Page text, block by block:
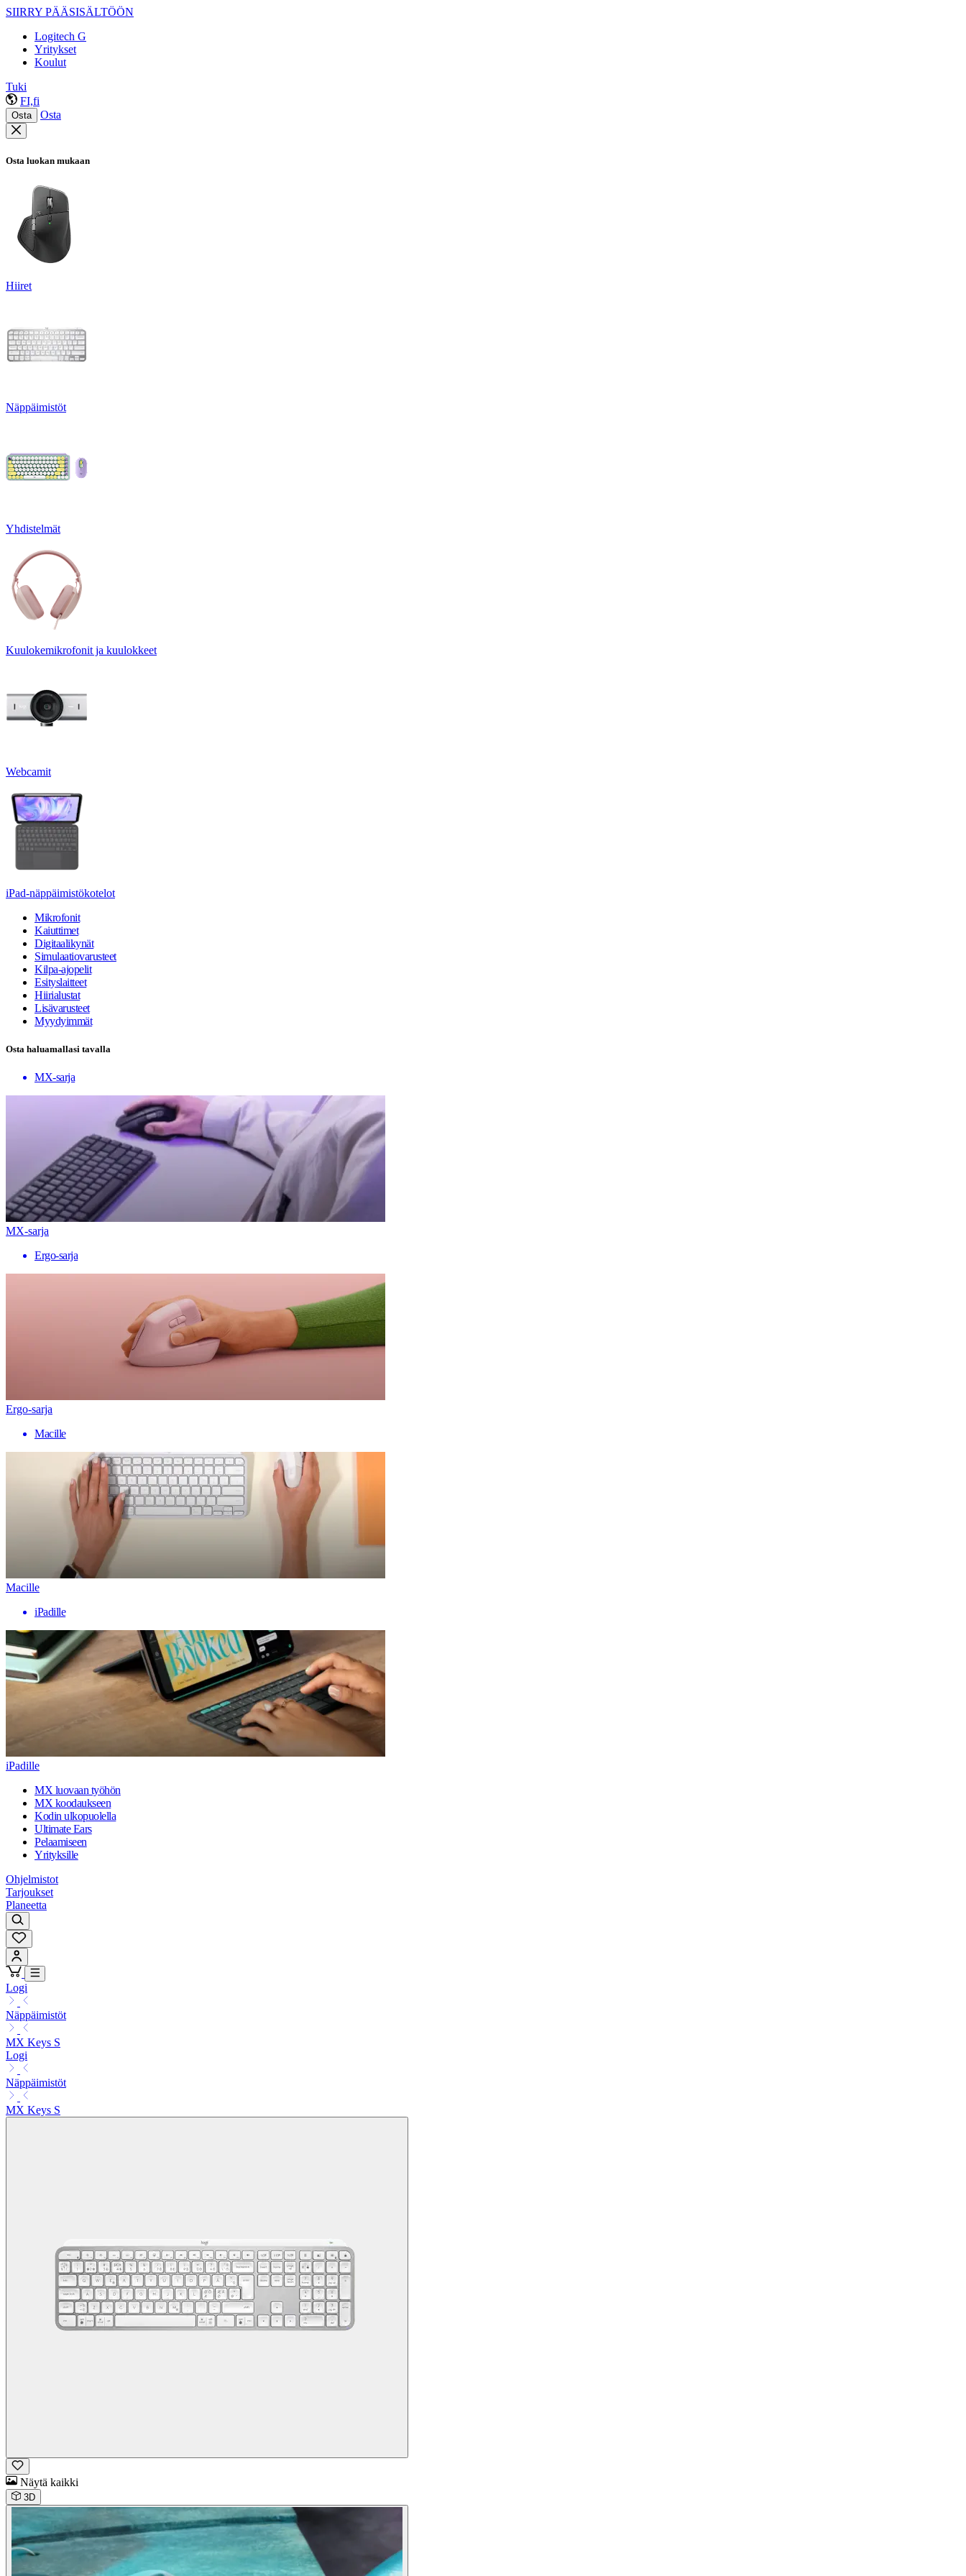
SIIRRY PÄÄSISÄLTÖÖN
Logitech G
Yritykset
Koulut
Tuki
FI,fi
Osta Osta
Osta luokan mukaan
Hiiret
Näppäimistöt
Yhdistelmät
Kuulokemikrofonit ja kuulokkeet
Webcamit
iPad-näppäimistökotelot
Mikrofonit
Kaiuttimet
Digitaalikynät
Simulaatiovarusteet
Kilpa-ajopelit
Esityslaitteet
Hiirialustat
Lisävarusteet
Myydyimmät
Osta haluamallasi tavalla
MX-sarja
MX-sarja
Ergo-sarja
Ergo-sarja
Macille
Macille
iPadille
iPadille
MX luovaan työhön
MX koodaukseen
Kodin ulkopuolella
Ultimate Ears
Pelaamiseen
Yrityksille
Ohjelmistot
Tarjoukset
Planeetta
Logi
Näppäimistöt
MX Keys S
Logi
Näppäimistöt
MX Keys S
Näytä kaikki
3D